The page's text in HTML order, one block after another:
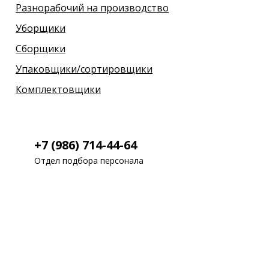
Комплектовщики
Упаковщики/сортировщики
Сборщики
Уборщики
Разнорабочий на производство
+7 (986) 714-44-64
Отдел подбора персонала